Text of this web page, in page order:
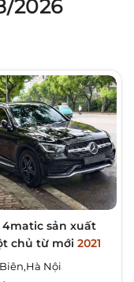
2026
4matic sản xuất
chủ từ mới 2021
Nội